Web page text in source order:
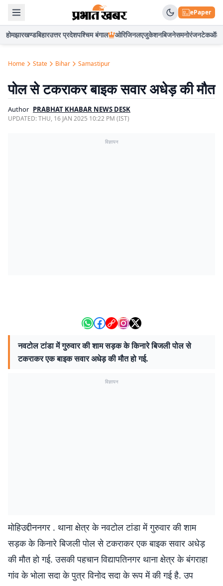
ePaper
होमझारखण्डबिहारउत्तर प्रदेशपश्चिम बंगाल ओरिजिनलएजुकेशनबिजनेसमनोरंजनटेकऑटो
Home State Bihar Samastipur
पोल से टकराकर बाइक सवार अधेड़ की मौत
Author PRABHAT KHABAR NEWS DESK
UPDATED:THU, 16 JAN 2025 10:22 PM (IST)
विज्ञापन
नवटोल टांडा में गुरुवार की शाम सड़क के किनारे बिजली पोल से
टकराकर एक बाइक सवार अधेड़ की मौत हो गई.
विज्ञापन
मोहिउद्दीननगर . थाना क्षेत्र के नवटोल टांडा में गुरुवार की शाम
सड़क के किनारे बिजली पोल से टकराकर एक बाइक सवार अधेड़
की मौत हो गई. उसकी पहचान विद्यापतिनगर थाना क्षेत्र के बंगराहा
गांव के भोला सदा के पुत्र विनोद सदा के रूप में की गई है. उप